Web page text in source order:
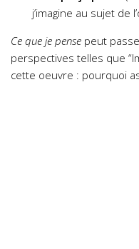
j’imagine au sujet de
Ce que je pense peut
perspectives telles que
cette oeuvre : pourquoi